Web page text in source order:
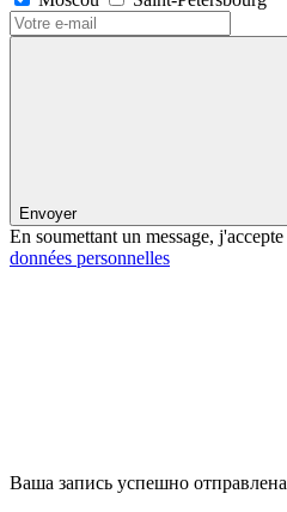
Envoyer
En soumettant un message, j'accepte
données personnelles
Ваша запись успешно отправлена